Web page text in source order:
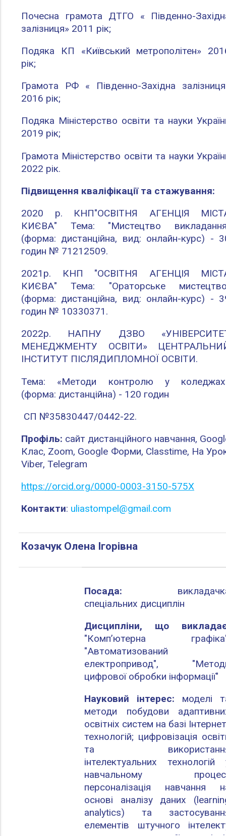
Почесна грамота ДТГО « Південно-
залізниця» 2011 рік;
Подяка КП «Київський метрополітен»
рік;
Грамота РФ « Південно-Західна
2016 рік;
Подяка Міністерство освіти та науки
2019 рік;
Грамота Міністерство освіти та науки
2022 рік.
Підвищення кваліфікації та стажування:
2020 р. КНП"ОСВІТНЯ АГЕНЦІЯ
КИЄВА" Тема: "Мистецтво
(форма: дистанційна, вид: онлайн-курс) -
годин № 71212509.
2021р. КНП "ОСВІТНЯ АГЕНЦІЯ
КИЄВА" Тема: "Ораторське
(форма: дистанційна, вид: онлайн-курс) -
годин № 10330371.
2022р. НАПНУ ДЗВО
МЕНЕДЖМЕНТУ ОСВІТИ»
ІНСТИТУТ ПІСЛЯДИПЛОМНОЇ ОСВІТИ.
Тема: «Методи контролю у
(форма: дистанційна) - 120 годин
СП №35830447/0442-22.
Профіль: сайт дистанційного навчання,
Клас, Zoom, Google Форми, Classtime, На
Viber, Telegram
https://orcid.org/0000-0003-3150-575X
Контакти: uliastompel@gmail.com
Козачук Олена Ігорівна
Посада:
спеціальних дисциплін
Дисципліни, що
"Комп’ютерна
"Автоматизований
електропривод",
цифрової обробки інформації"
Науковий інтерес: моделі
методи побудови
освітніх систем на базі
технологій; цифровізація
та
інтелектуальних технологій
навчальному
персоналізація навчання
основі аналізу даних
analytics) та
елементів штучного